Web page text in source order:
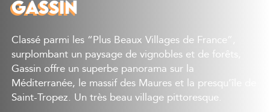
GASSIN
Classé parmi les “Plus Beaux Villages de France”,
surplombant un paysage de vignobles et de forêts,
Gassin offre un superbe panorama sur la
Méditerranée, le massif des Maures et la presqu’île de
Saint-Tropez. Un très beau village pittoresque.